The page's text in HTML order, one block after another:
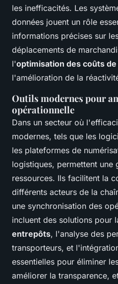
les inefficacités. Les
données jouent un rôle
informations précises sur
déplacements de
l'optimisation des coûts
l'amélioration de la
Outils modernes pour
opérationnelle
Dans un secteur où
modernes, tels que les
les plateformes de
logistiques, permettent une
ressources. Ils facilitent la
différents acteurs de la
une synchronisation des
incluent des solutions pour
entrepôts, l'analyse des
transporteurs, et
essentielles pour éliminer
améliorer la transparence,